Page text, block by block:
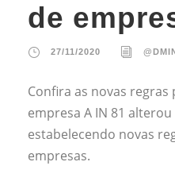
de
27/11/2020
Confira as novas
empresa A IN 81
estabelecendo novas
empresas.